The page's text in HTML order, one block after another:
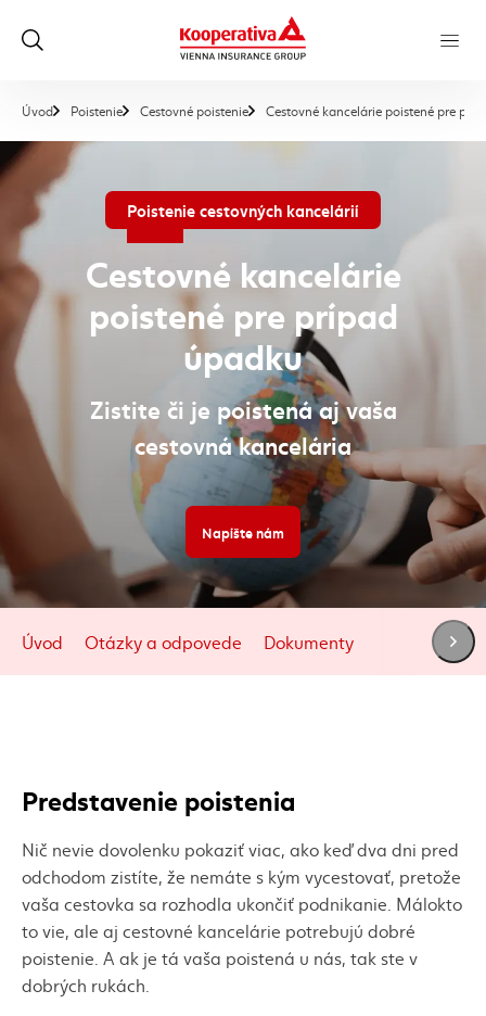
Úvod Poistenie Cestovné poistenie Cestovné kancelárie poistené pre
Poistenie cestovných kancelárií
Cestovné kancelárie
poistené pre prípad
úpadku
Zistite či je poistená aj vaša
cestovná kancelária
Napíšte nám
Úvod Otázky a odpovede Dokumenty
Predstavenie poistenia
Nič nevie dovolenku pokaziť viac, ako keď dva dni pred
odchodom zistíte, že nemáte s kým vycestovať, pretože
vaša cestovka sa rozhodla ukončiť podnikanie. Málokto
to vie, ale aj cestovné kancelárie potrebujú dobré
poistenie. A ak je tá vaša poistená u nás, tak ste v
dobrých rukách.